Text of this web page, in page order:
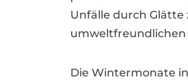
Unfälle durch
Die Wintermonate